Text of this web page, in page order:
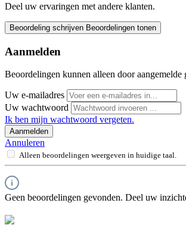
Deel uw ervaringen met andere klanten.
Beoordeling schrijven Beoordelingen tonen
Aanmelden
Beoordelingen kunnen alleen door
Uw e-mailadres
Uw wachtwoord
Ik ben mijn wachtwoord vergeten.
Aanmelden
Annuleren
Alleen beoordelingen weergeven in huidige taal.
Geen beoordelingen gevonden. Deel uw